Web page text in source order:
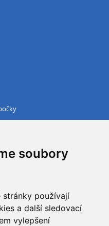
soubory
stránky používají
a další sledovací
vylepšení